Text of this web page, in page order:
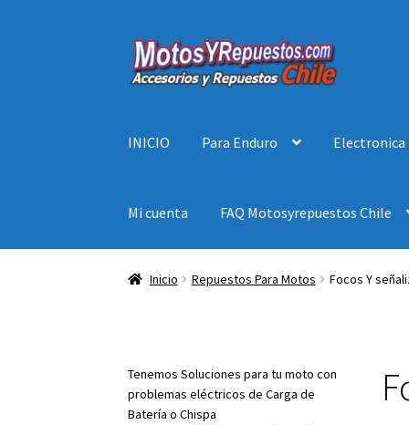
Ir
a
Ir
al
INICIO Para Enduro Electronica
Mi cuenta FAQ Motosyrepuestos Chile
Inicio Repuestos Para Motos Focos Y
Tenemos Soluciones para tu moto con
problemas eléctricos de Carga de
Batería o Chispa